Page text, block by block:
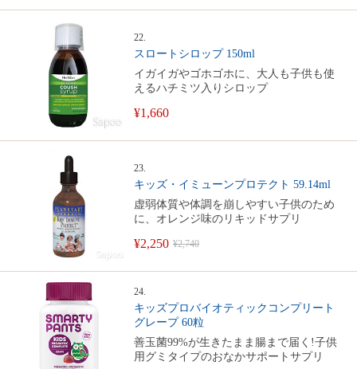
22.
スロートシロップ 150ml
イガイガやゴホゴホに、大人も子供も使
えるハチミツ入りシロップ
¥1,660
23.
キッズ・イミューンプロテクト 59.14ml
虚弱体質や体調を崩しやすい子供のため
に、オレンジ味のリキッドサプリ
¥2,250 ¥2,740
24.
キッズプロバイオティックコンプリート
グレープ 60粒
善玉菌99%が生きたまま腸まで届く!子供
用グミタイプのおなかサポートサプリ